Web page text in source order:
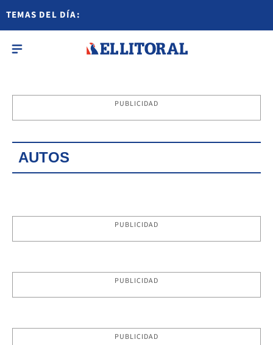
TEMAS DEL DÍA:
PUBLICIDAD
AUTOS
PUBLICIDAD
PUBLICIDAD
PUBLICIDAD